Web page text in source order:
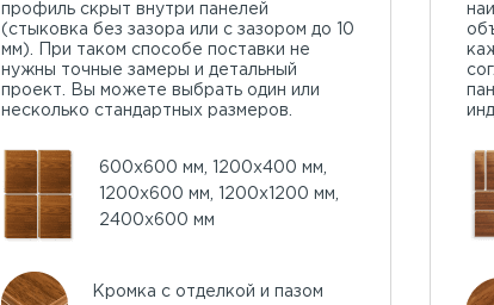
профиль скрыт внутри панелей
(стыковка без зазора или с зазором до 10
мм). При таком способе поставки не
нужны точные замеры и детальный
проект. Вы можете выбрать один или
несколько стандартных размеров.
600х600 мм, 1200х400 мм,
1200х600 мм, 1200х1200 мм,
2400х600 мм
Кромка с отделкой и пазом